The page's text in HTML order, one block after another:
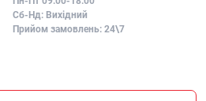
Сб-Нд: Вихідний
Прийом замовлень: 24\7